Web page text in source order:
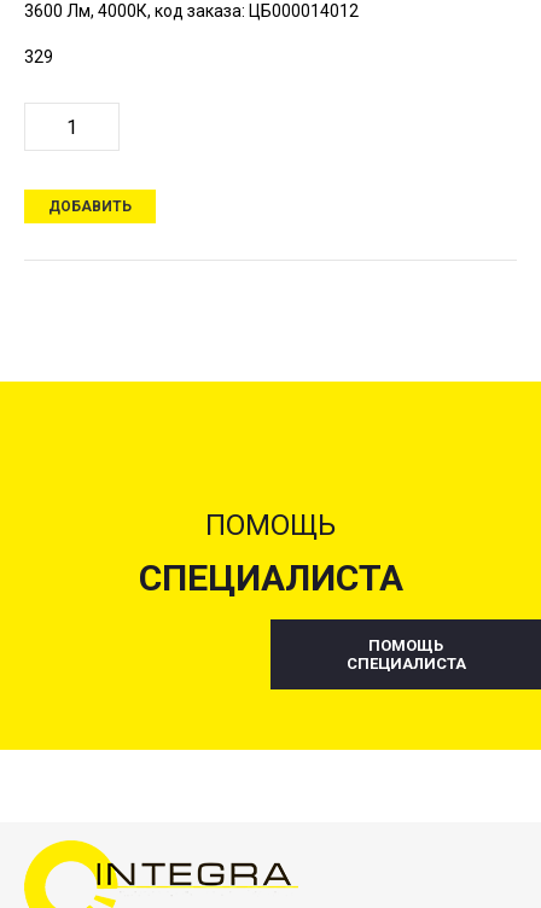
3600 Лм, 4000К, код заказа: ЦБ000014012
329
ДОБАВИТЬ
ПОМОЩЬ
СПЕЦИАЛИСТА
ПОМОЩЬ
СПЕЦИАЛИСТА